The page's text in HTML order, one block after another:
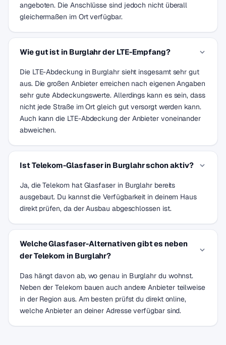
angeboten. Die Anschlüsse sind jedoch nicht überall
gleichermaßen im Ort verfügbar.
Wie gut ist in Burglahr der LTE-Empfang?
Die LTE-Abdeckung in Burglahr sieht insgesamt sehr gut
aus. Die großen Anbieter erreichen nach eigenen Angaben
sehr gute Abdeckungswerte. Allerdings kann es sein, dass
nicht jede Straße im Ort gleich gut versorgt werden kann.
Auch kann die LTE-Abdeckung der Anbieter voneinander
abweichen.
Ist Telekom-Glasfaser in Burglahr schon aktiv?
Ja, die Telekom hat Glasfaser in Burglahr bereits
ausgebaut. Du kannst die Verfügbarkeit in deinem Haus
direkt prüfen, da der Ausbau abgeschlossen ist.
Welche Glasfaser-Alternativen gibt es neben
der Telekom in Burglahr?
Das hängt davon ab, wo genau in Burglahr du wohnst.
Neben der Telekom bauen auch andere Anbieter teilweise
in der Region aus. Am besten prüfst du direkt online,
welche Anbieter an deiner Adresse verfügbar sind.